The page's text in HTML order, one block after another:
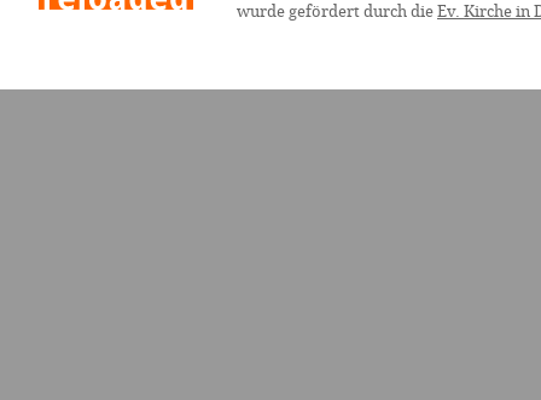
wurde gefördert durch die Ev. Kirche in